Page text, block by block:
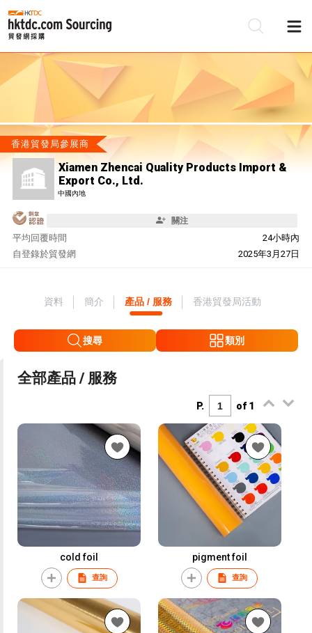
香港貿發局參展商
Xiamen Zhencai Quality Products Import &
Export Co., Ltd.
中國內地
關注
平均回覆時間
24小時內
自
2025年3月27日
登錄於貿發網
資料 簡介 產品 / 服務 香港貿發局活動
搜尋 類別
全部產品 / 服務
P. of 1
cold foil
查詢
pigment foil
查詢